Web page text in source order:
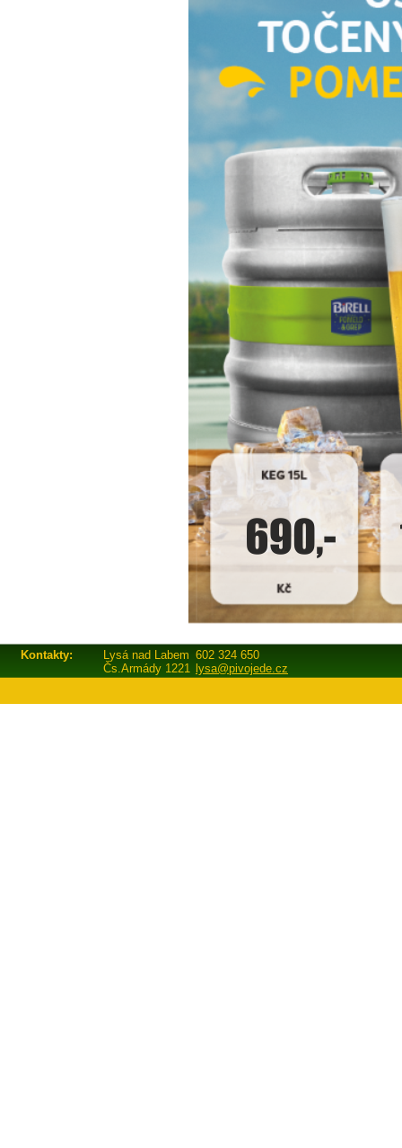
Kontakty: Lysá nad Labem 602 324 650
Čs.Armády 1221 lysa@pivojede.cz